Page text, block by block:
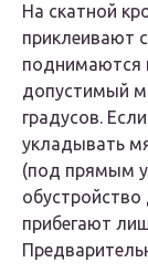
На скатной
приклеивают
поднимаются
допустимый
градусов.
укладывать
(под прямым
прибегают